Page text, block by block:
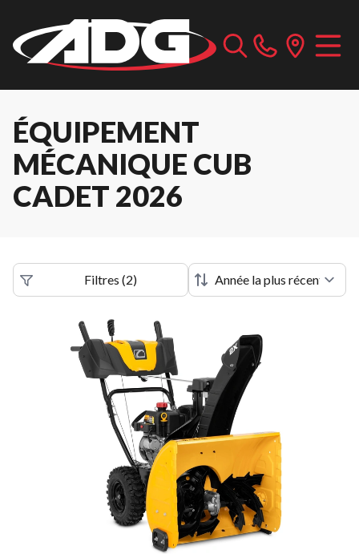
ÉQUIPEMENT
MÉCANIQUE CUB
CADET 2026
Filtres (2)